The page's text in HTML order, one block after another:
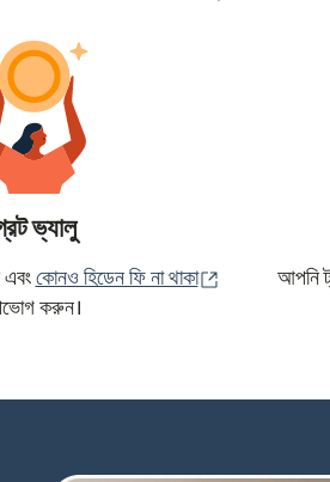
ভ্যালু
এবং কোনও হিডেন ফি না থাকা
(নতুন উইন্ডোতে
করুন।
আপনি